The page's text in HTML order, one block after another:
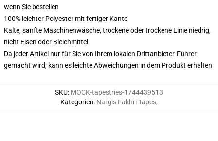
wenn Sie bestellen
100% leichter Polyester mit fertiger Kante
Kalte, sanfte Maschinenwäsche, trockene oder trockene Linie niedrig,
nicht Eisen oder Bleichmittel
Da jeder Artikel nur für Sie von Ihrem lokalen Drittanbieter-Führer
gemacht wird, kann es leichte Abweichungen in dem Produkt erhalten
SKU: MOCK-tapestries-1744439513
Kategorien: Nargis Fakhri Tapes,